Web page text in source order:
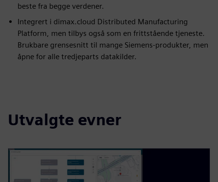
beste fra begge verdener.
Integrert i dimax.cloud Distributed Manufacturing
Platform, men tilbys også som en frittstående tjeneste.
Brukbare grensesnitt til mange Siemens-produkter, men
åpne for alle tredjeparts datakilder.
Utvalgte evner